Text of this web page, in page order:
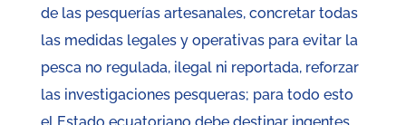
de las pesquerías artesanales, concretar todas
las medidas legales y operativas para evitar la
pesca no regulada, ilegal ni reportada, reforzar
las investigaciones pesqueras; para todo esto